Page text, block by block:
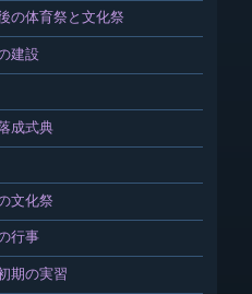
の体育祭と文化祭
建設
成式典
文化祭
行事
期の実習